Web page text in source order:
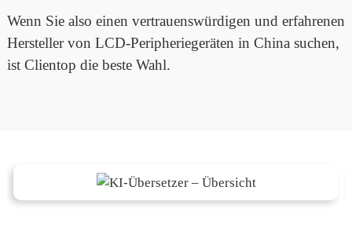
Wenn Sie also einen vertrauenswürdigen und erfahrenen
Hersteller von LCD-Peripheriegeräten in China suchen,
ist Clientop die beste Wahl.